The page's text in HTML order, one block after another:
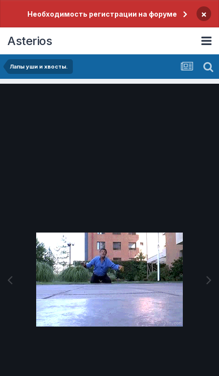
Необходимость регистрации на форуме ×
Asterios
Лапы уши и хвосты.